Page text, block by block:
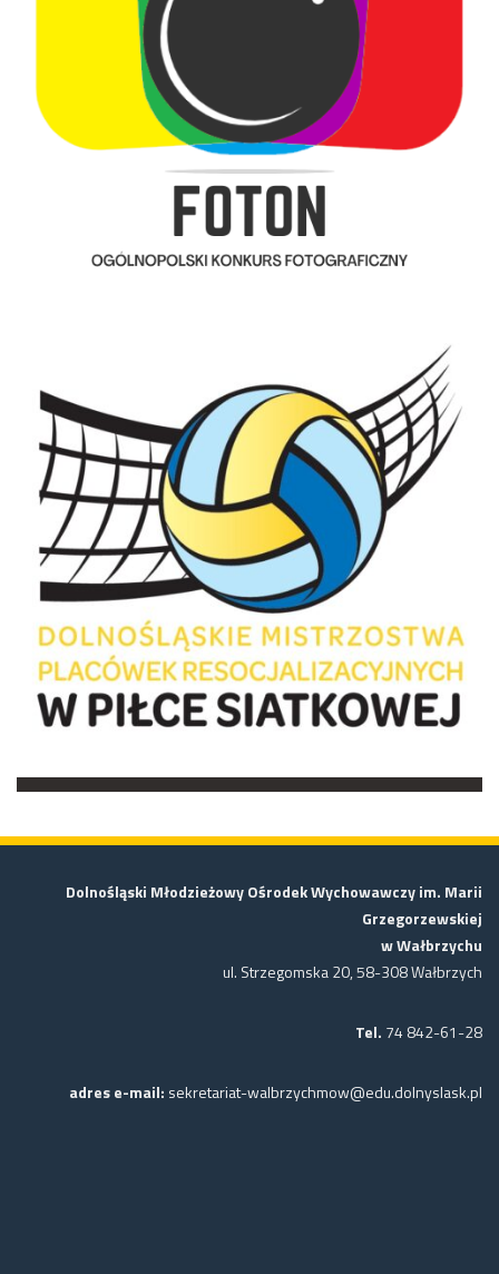
Dolnośląski Młodzieżowy Ośrodek Wychowawczy im. Marii
Grzegorzewskiej
w Wałbrzychu
ul. Strzegomska 20, 58-308 Wałbrzych
Tel. 74 842-61-28
adres e-mail: sekretariat-walbrzychmow@edu.dolnyslask.pl